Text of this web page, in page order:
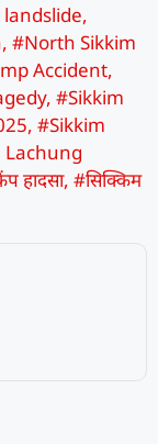
,
, #North Sikkim
Accident,
, #Sikkim
, #Sikkim
Lachung
हादसा, #सिक्किम